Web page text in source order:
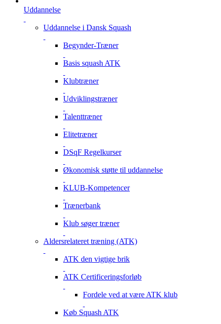
Uddannelse
Uddannelse i Dansk Squash
Begynder-Træner
Basis squash ATK
Klubtræner
Udviklingstræner
Talenttræner
Elitetræner
DSqF Regelkurser
Økonomisk støtte til uddannelse
KLUB-Kompetencer
Trænerbank
Klub søger træner
Aldersrelateret træning (ATK)
ATK den vigtige brik
ATK Certificeringsforløb
Fordele ved at være ATK klub
Køb Squash ATK